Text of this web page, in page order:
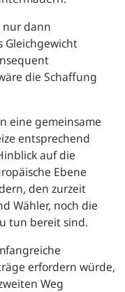
nur dann
Gleichgewicht
die Schaffung
eine gemeinsame
entsprechend
auf die
Ebene
den zurzeit
Wähler, noch die
tun bereit sind.
erfordern würde,
Weg